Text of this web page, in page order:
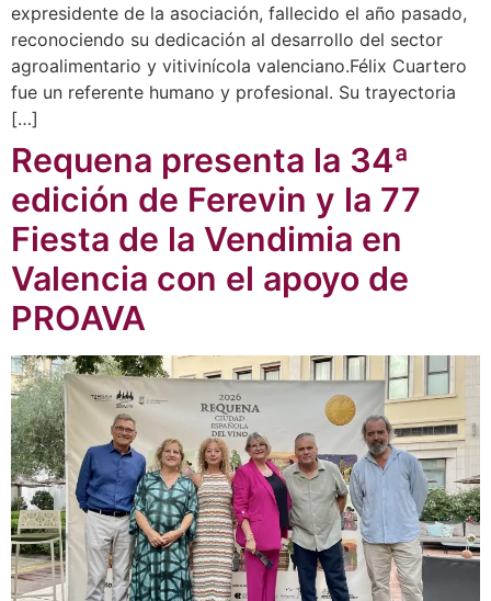
expresidente de la asociación, fallecido el año pasado,
reconociendo su dedicación al desarrollo del sector
agroalimentario y vitivinícola valenciano.Félix Cuartero
fue un referente humano y profesional. Su trayectoria
[…]
Requena presenta la 34ª
edición de Ferevin y la 77
Fiesta de la Vendimia en
Valencia con el apoyo de
PROAVA